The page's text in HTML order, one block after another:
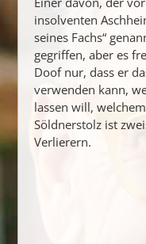
insolventen
seines Fachs“
gegriffen, aber es
Doof nur, dass er
verwenden kann,
lassen will,
Söldnerstolz ist
Verlierern.